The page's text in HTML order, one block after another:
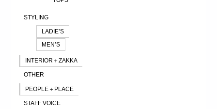
STYLING
LADIE’S
MEN’S
INTERIOR＋ZAKKA
OTHER
PEOPLE＋PLACE
STAFF VOICE